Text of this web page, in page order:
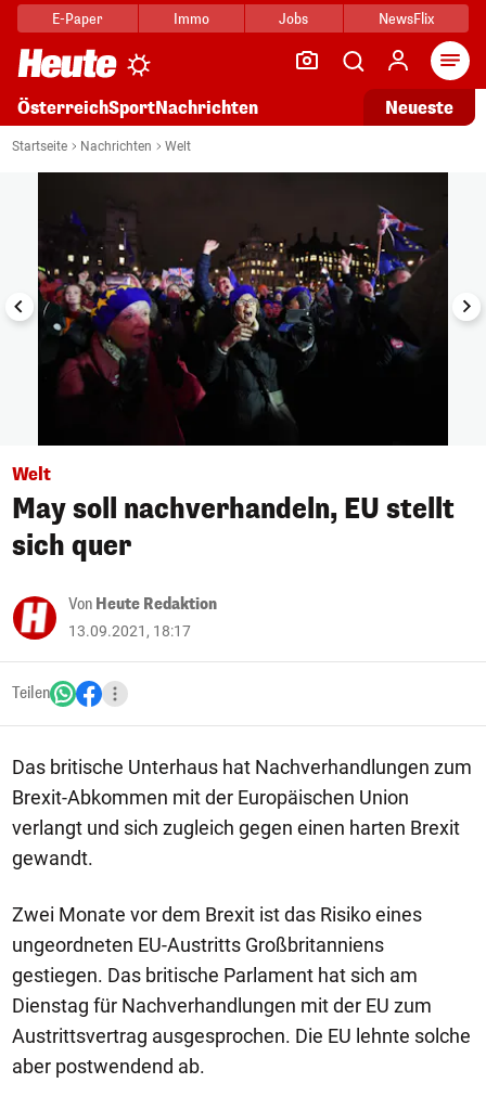
E-Paper Immo Jobs NewsFlix
ÖsterreichSportNachrichten Neueste
Startseite Nachrichten Welt
1/9
Welt
May soll nachverhandeln, EU stellt
sich quer
Von Heute Redaktion
13.09.2021, 18:17
Teilen
Das britische Unterhaus hat Nachverhandlungen zum
Brexit-Abkommen mit der Europäischen Union
verlangt und sich zugleich gegen einen harten Brexit
gewandt.
Zwei Monate vor dem Brexit ist das Risiko eines
ungeordneten EU-Austritts Großbritanniens
gestiegen. Das britische Parlament hat sich am
Dienstag für Nachverhandlungen mit der EU zum
Austrittsvertrag ausgesprochen. Die EU lehnte solche
aber postwendend ab.